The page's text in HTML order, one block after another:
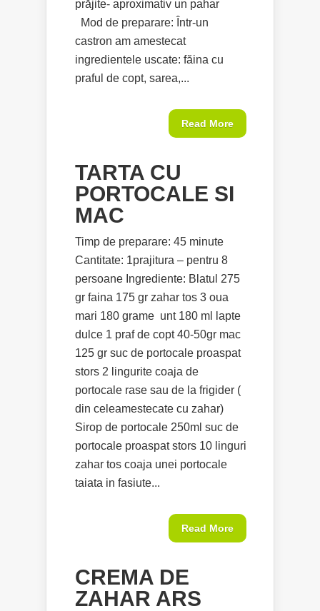
prăjite- aproximativ un pahar
Mod de preparare: Într-un
castron am amestecat
ingredientele uscate: făina cu
praful de copt, sarea,...
Read More
TARTA CU
PORTOCALE SI
MAC
Timp de preparare: 45 minute
Cantitate: 1prajitura – pentru 8
persoane Ingrediente: Blatul 275
gr faina 175 gr zahar tos 3 oua
mari 180 grame unt 180 ml lapte
dulce 1 praf de copt 40-50gr mac
125 gr suc de portocale proaspat
stors 2 lingurite coaja de
portocale rase sau de la frigider (
din celeamestecate cu zahar)
Sirop de portocale 250ml suc de
portocale proaspat stors 10 linguri
zahar tos coaja unei portocale
taiata in fasiute...
Read More
CREMA DE
ZAHAR ARS